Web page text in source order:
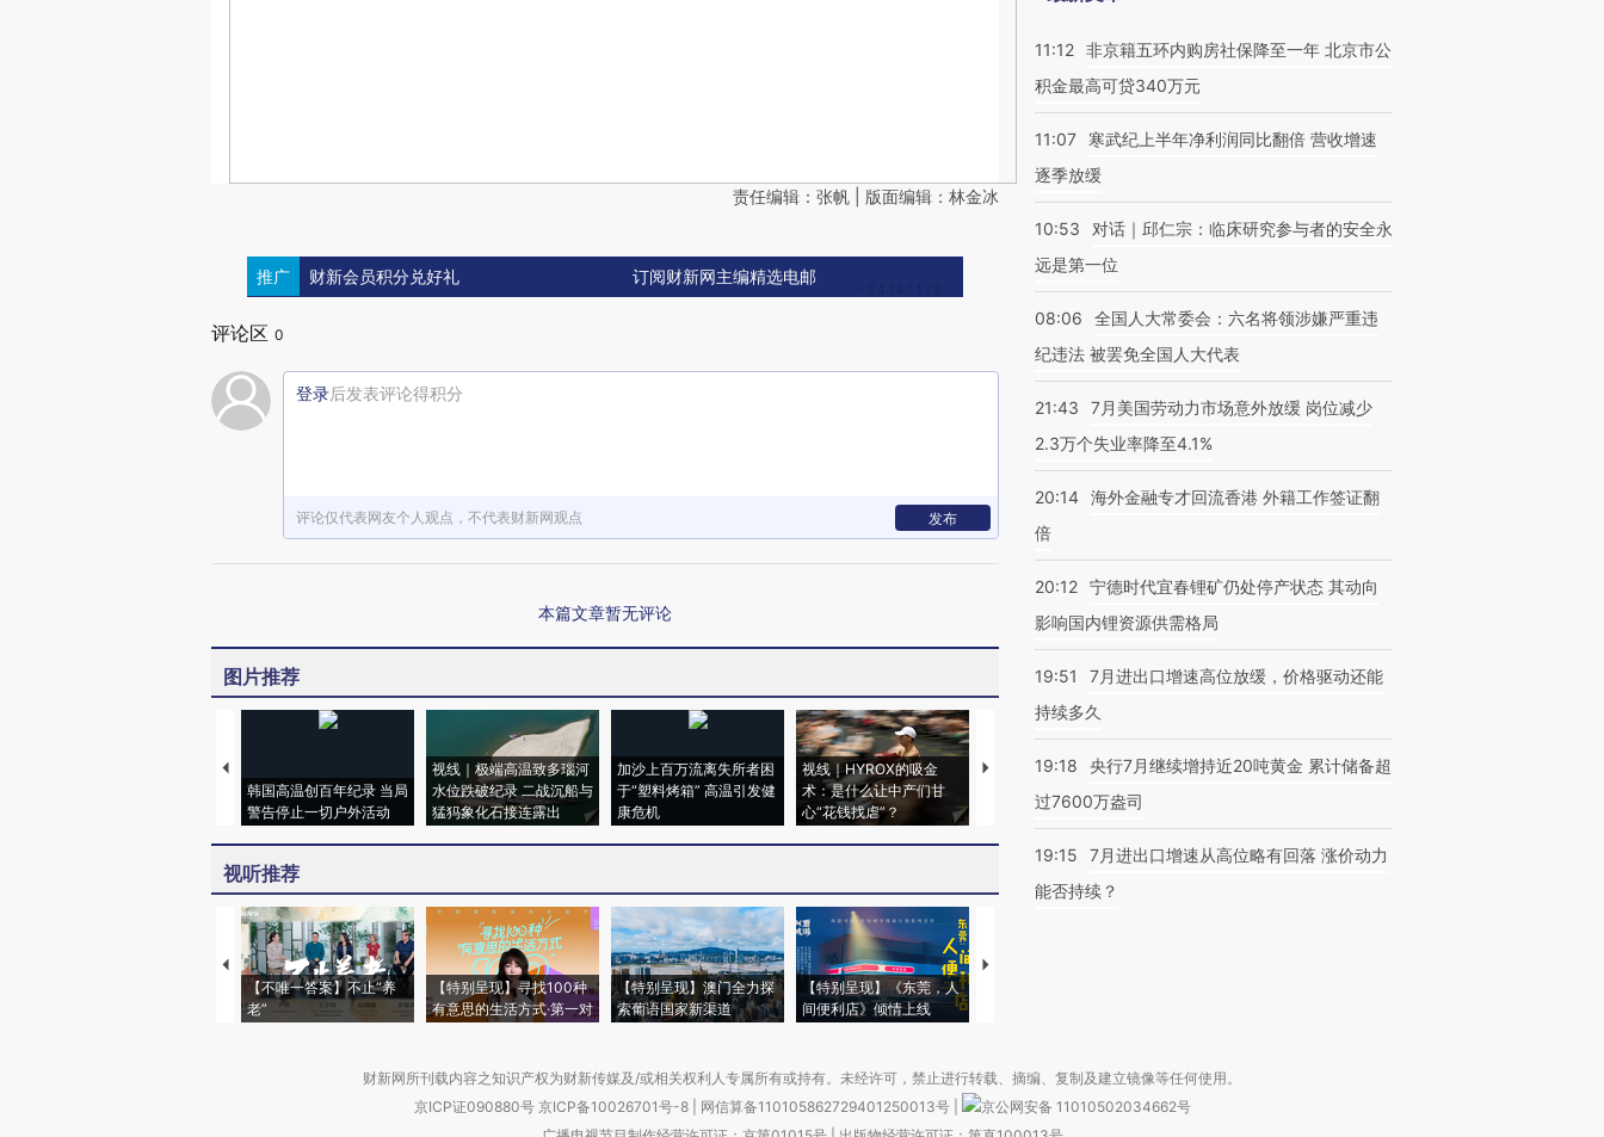
责任编辑：张帆 | 版面编辑：林金冰
推广 财新会员积分兑好礼 订阅财新网主编精选电邮
评论区 0
登录后发表评论得积分
评论仅代表网友个人观点，不代表财新网观点 发布
本篇文章暂无评论
图片推荐
韩国高温创百年纪录 当局
警告停止一切户外活动
视线｜极端高温致多瑙河
水位跌破纪录 二战沉船与
猛犸象化石接连露出
加沙上百万流离失所者困
于“塑料烤箱” 高温引发健
康危机
视线｜HYROX的吸金
术：是什么让中产们甘
心“花钱找虐”？
马航飞行员跨国走私7万
粒摇头丸 尿检体内含3种
视线｜被称为“蟑螂”的印
视线｜“入侵”还是“人道危
视听推荐
【不唯一答案】不止“养
老”
【特别呈现】寻找100种
有意思的生活方式·第一对
【特别呈现】澳门全力探
索葡语国家新渠道
【特别呈现】《东莞，人
间便利店》倾情上线
【推广】走进第四届链博
11:12 非京籍五环内购房社保降至一年 北京市公
积金最高可贷340万元
11:07
寒武纪上半年净利润同比翻倍 营收增速
逐季放缓
10:53
对话｜邱仁宗：临床研究参与者的安全永
远是第一位
08:06
全国人大常委会：六名将领涉嫌严重违
纪违法 被罢免全国人大代表
21:43
7月美国劳动力市场意外放缓 岗位减少
2.3万个失业率降至4.1%
20:14 海外金融专才回流香港 外籍工作签证翻
倍
20:12 宁德时代宜春锂矿仍处停产状态 其动向
影响国内锂资源供需格局
19:51
7月进出口增速高位放缓，价格驱动还能
持续多久
19:18
央行7月继续增持近20吨黄金 累计储备超
过7600万盎司
19:15
7月进出口增速从高位略有回落 涨价动力
能否持续？
财新网所刊载内容之知识产权为财新传媒及/或相关权利人专属所有或持有。未经许可，禁止进行转载、摘编、复制及建立镜像等任何使用。
京ICP证090880号 京ICP备10026701号-8 网信算备110105862729401250013号
京公网安备 11010502034662号